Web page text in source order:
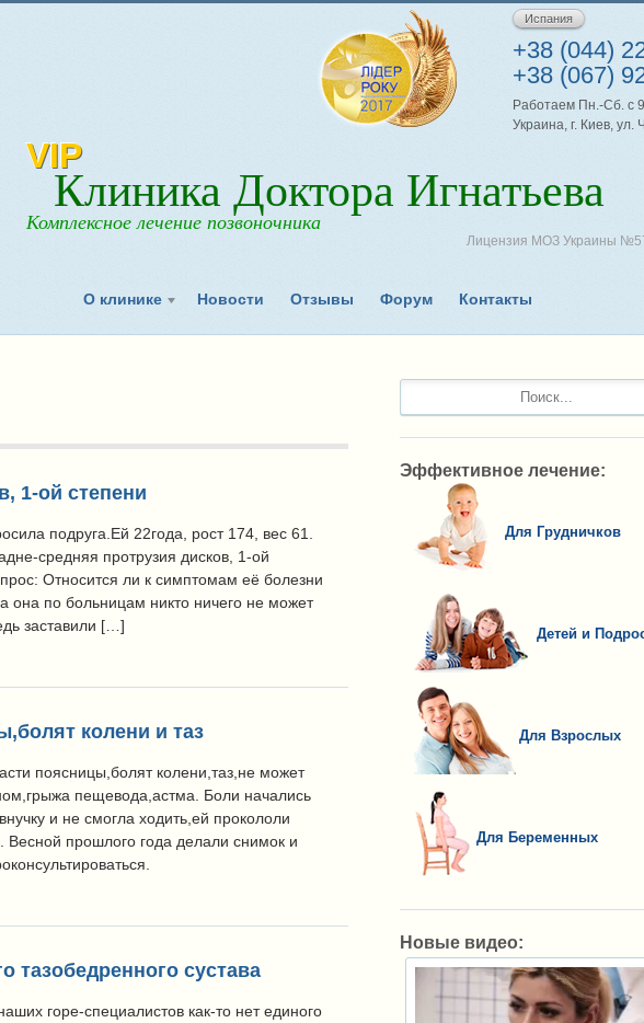
Испания
+38 (044)
+38 (067)
Работаем Пн.-Сб. с
Украина, г. Киев, ул.
VIP
Клиника Доктора Игнатьева
Комплексное лечение позвоночника
Лицензия МОЗ Украины
О клинике Новости Отзывы Форум Контакты
1-ой степени
подруга.Ей 22года, рост 174, вес 61.
средняя протрузия дисков, 1-ой
Относится ли к симптомам её болезни
она по больницам никто ничего не может
заставили […]
колени и таз
поясницы,болят колени,таз,не может
пещевода,астма. Боли начались
и не смогла ходить,ей прокололи
Весной прошлого года делали снимок и
тазобедренного сустава
горе-специалистов как-то нет единого
Эффективное лечение:
Для Грудничков
Детей и
Для Взрослых
Для Беременных
Новые видео: